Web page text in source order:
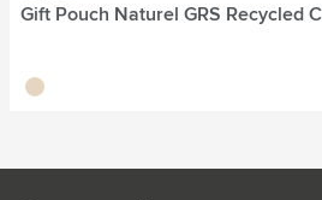
Gift Pouch Naturel GRS Recycled
naturel